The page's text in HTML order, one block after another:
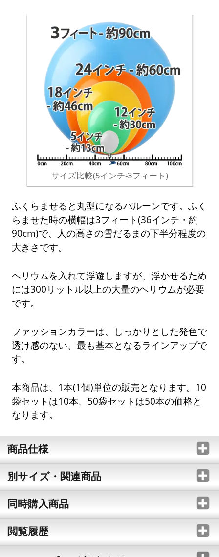
サイズ比較(5インチ-3フィート)
ふくらませると丸型になるバルーンです。ふく
らませた時の横幅は3フィート(36インチ・約
90cm)で、人の高さの雪だるまの下半分程度の
大きさです。
ヘリウムを入れて浮遊しますが、浮かせるため
には300リットル以上の大量のヘリウムが必要
です。
ファッションカラーは、しっかりとした発色で
透け感のない、最も基本となるラインアップで
す。
本商品は、1本(1個)単位の販売となります。10
袋セットは10本、50袋セットは50本の価格と
なります。
商品仕様
別サイズ・関連商品
同時購入商品
閲覧履歴